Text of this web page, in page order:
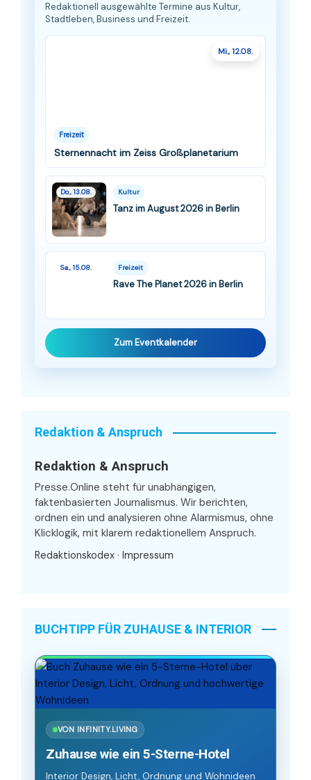
Redaktionell ausgewählte Termine aus Kultur,
Stadtleben, Business und Freizeit.
Mi., 12.08.
Freizeit
Sternennacht im Zeiss Großplanetarium
Do., 13.08. Kultur
Tanz im August 2026 in Berlin
Sa., 15.08. Freizeit
Rave The Planet 2026 in Berlin
Zum Eventkalender
Redaktion & Anspruch
Redaktion & Anspruch
Presse.Online steht für unabhängigen,
faktenbasierten Journalismus. Wir berichten,
ordnen ein und analysieren ohne Alarmismus, ohne
Klicklogik, mit klarem redaktionellem Anspruch.
Redaktionskodex · Impressum
BUCHTIPP FÜR ZUHAUSE & INTERIOR
VON INFINITY.LIVING
Zuhause wie ein 5-Sterne-Hotel
Interior Design, Licht, Ordnung und Wohnideen